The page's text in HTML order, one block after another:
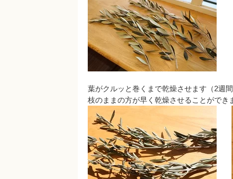
葉がクルッと巻くまで乾燥させます（2週間
枝のままの方が早く乾燥させることができ